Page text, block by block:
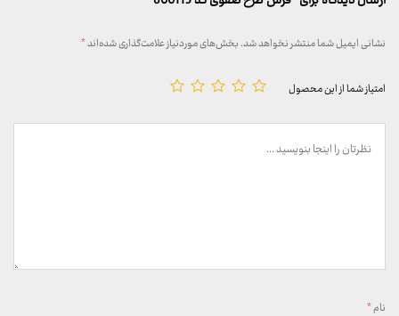
نشانی ایمیل شما منتشر نخواهد شد.بخش‌های موردنیاز علامت‌گذاری شده‌اند*
امتیاز شما از این محصول
نام*